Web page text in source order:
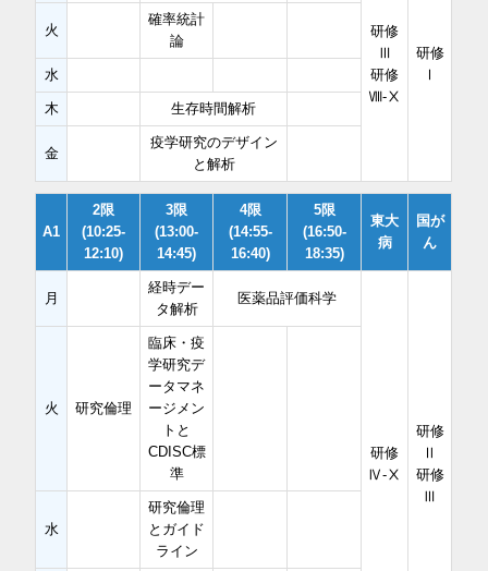
研修
Ⅲ
研修
Ⅷ-Ⅹ
研修
Ⅰ
火
確率統計
論
水
木 生存時間解析
金
疫学研究のデザイン
と解析
A1
2限
(10:25-
12:10)
3限
(13:00-
14:45)
4限
(14:55-
16:40)
5限
(16:50-
18:35)
東大
病
国が
ん
月
経時デー
タ解析
医薬品評価科学
研修
Ⅳ-Ⅹ
研修
Ⅱ
研修
Ⅲ
火 研究倫理
臨床・疫
学研究デ
ータマネ
ージメン
トと
CDISC標
準
水
研究倫理
とガイド
ライン